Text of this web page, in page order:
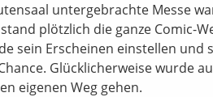
untergebrachte Messe
plötzlich die ganze Comic-
sein Erscheinen einstellen
Glücklicherweise wurde
eigenen Weg gehen.